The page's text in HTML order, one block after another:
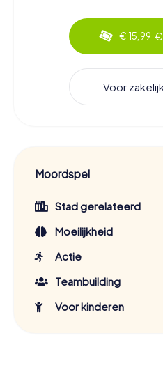
€ 15,99 €
Voor
Moordspel
Stad gerelateerd
Moeilijkheid
Actie
Teambuilding
Voor kinderen